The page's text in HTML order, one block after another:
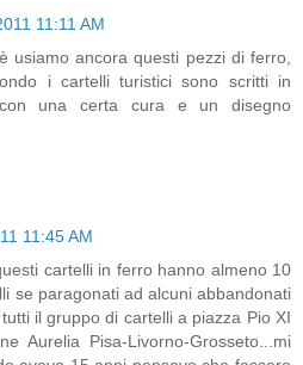
11:11 AM
usiamo ancora questi pezzi di ferro,
i cartelli turistici sono scritti in
una certa cura e un disegno
11:45 AM
cartelli in ferro hanno almeno 10
se paragonati ad alcuni abbandonati
il gruppo di cartelli a piazza Pio XI
Aurelia Pisa-Livorno-Grosseto...mi